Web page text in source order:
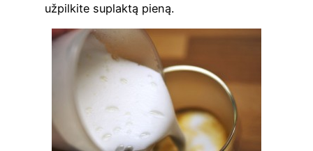
užpil­ki­te suplak­tą pieną.